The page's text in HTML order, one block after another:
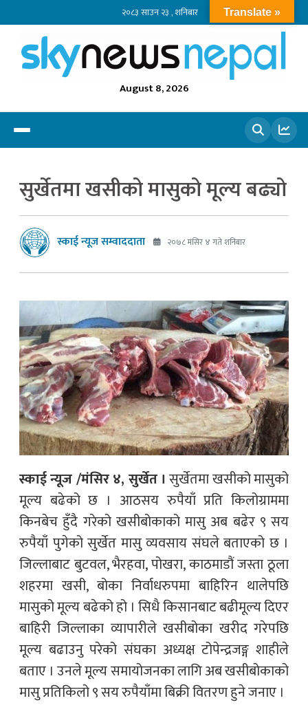
२०८३ साउन २३ , शनिबार
August 8, 2026
सुर्खेतमा खसीको मासुको मूल्य बढ्यो
स्काई न्यूज सम्वाददाता २०७८ मंसिर ४ गते शनिबार
स्काई न्यूज /मंसिर ४, सुर्खेत । सुर्खेतमा खसीको मासुको
मूल्य बढेको छ । आठसय रुपैयाँ प्रति किलोग्राममा
किनबेच हुँदै गरेको खसीबोकाको मासु अब बढेर ९ सय
रुपैयाँ पुगेको सुर्खेत मासु व्यवसाय संघले बताएको छ ।
जिल्लाबाट बुटवल, भैरहवा, पोखरा, काठमाडौं जस्ता ठूला
शहरमा खसी, बोका निर्वाधरुपमा बाहिरिन थालेपछि
मासुको मूल्य बढेको हो । सिधै किसानबाट बढीमूल्य दिएर
बाहिरी जिल्लाका व्यापारीले खसीबोका खरीद गरेपछि
मूल्य बढाउनु परेको संघका अध्यक्ष टोपेन्द्रजङ्ग शाहीले
बताए । उनले मूल्य समायोजनका लागि अब खसीबोकाको
मासु प्रतिकिलो ९ सय रुपैयाँमा बिक्री वितरण हुने जनाए ।
Translate »